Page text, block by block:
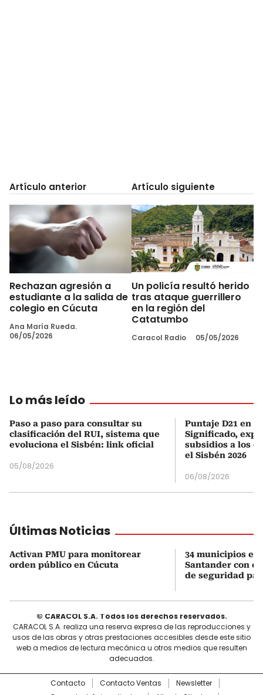
Artículo anterior
Rechazan agresión a
estudiante a la salida de
colegio en Cúcuta
Ana María Rueda.
06/05/2026
Artículo siguiente
Un policía resultó herido
tras ataque guerrillero
en la región del
Catatumbo
Caracol Radio 05/05/2026
Lo más leído
Paso a paso para consultar su
clasificación del RUI, sistema que
evoluciona el Sisbén: link oficial
05/08/2026
Puntaje D21 en
Significado,
subsidios a los
el Sisbén 2026
06/08/2026
Últimas Noticias
Activan PMU para monitorear
orden público en Cúcuta
34 municipios en
Santander con
de seguridad
© CARACOL S.A. Todos los derechos reservados.
CARACOL S.A. realiza una reserva expresa de las reproducciones y
usos de las obras y otras prestaciones accesibles desde este sitio
web a medios de lectura mecánica u otros medios que resulten
adecuados.
Contacto Contacto Ventas
Newsletter